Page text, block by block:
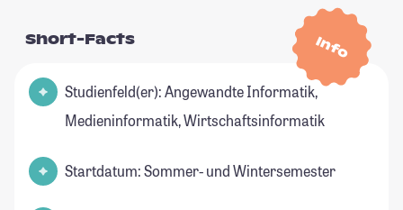
Info
Short-Facts
Studienfeld(er): Angewandte Informatik,
Medieninformatik, Wirtschaftsinformatik
Startdatum: Sommer- und Wintersemester